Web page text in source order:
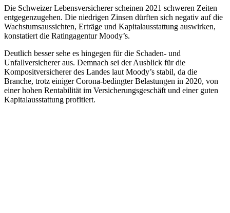
Die Schweizer Lebensversicherer scheinen 2021 schweren Zeiten
entgegenzugehen. Die niedrigen Zinsen dürften sich negativ auf die
Wachstumsaussichten, Erträge und Kapitalausstattung auswirken,
konstatiert die Ratingagentur Moody’s.
Deutlich besser sehe es hingegen für die Schaden- und
Unfallversicherer aus. Demnach sei der Ausblick für die
Kompositversicherer des Landes laut Moody’s stabil, da die
Branche, trotz einiger Corona-bedingter Belastungen in 2020, von
einer hohen Rentabilität im Versicherungsgeschäft und einer guten
Kapitalausstattung profitiert.